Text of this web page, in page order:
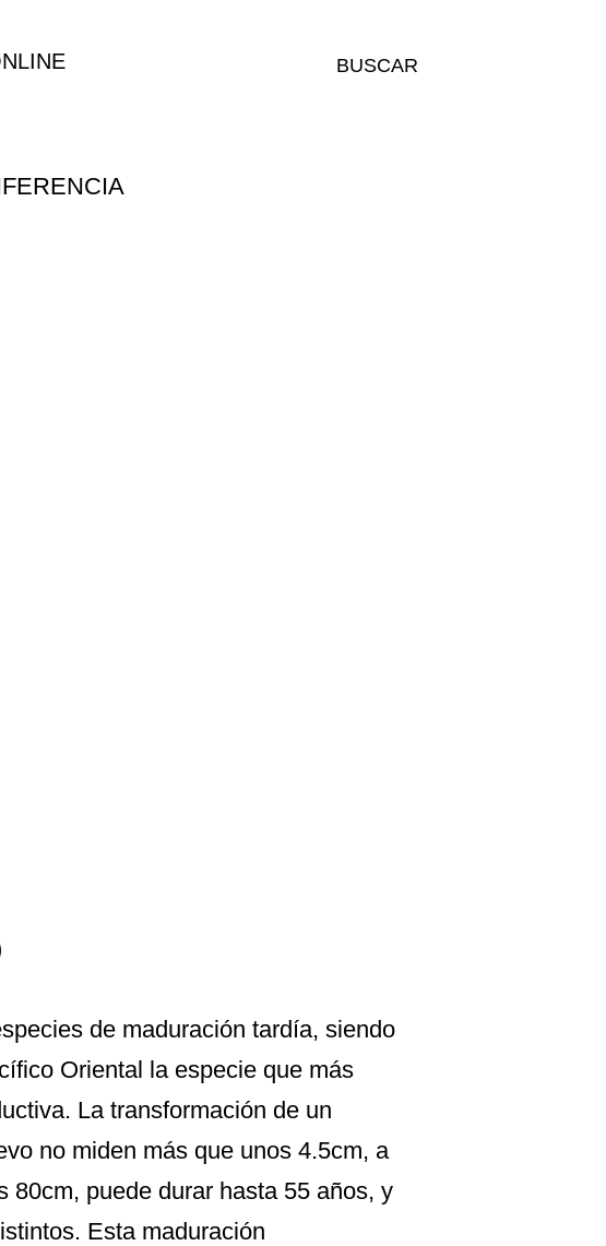
BUSCAR
de maduración tardía, siendo
Oriental la especie que más
La transformación de un
no miden más que unos 4.5cm, a
80cm, puede durar hasta 55 años, y
Esta maduración